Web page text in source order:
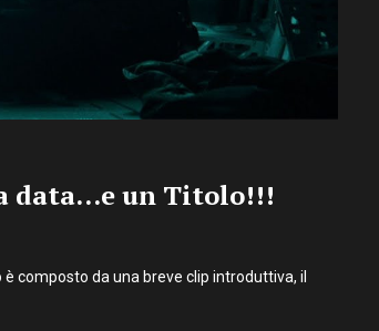
data…e un Titolo!!!
composto da una breve clip introduttiva, il